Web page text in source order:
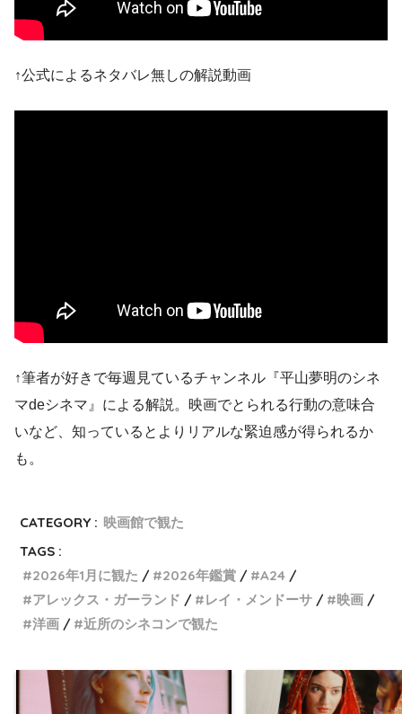
↑公式によるネタバレ無しの解説動画
↑筆者が好きで毎週見ているチャンネル『平山夢明のシネ
マdeシネマ』による解説。映画でとられる行動の意味合
いなど、知っているとよりリアルな緊迫感が得られるか
も。
CATEGORY : 映画館で観た
TAGS :
2026年1月に観た
2026年鑑賞
A24
アレックス・ガーランド
レイ・メンドーサ
映画
洋画
近所のシネコンで観た